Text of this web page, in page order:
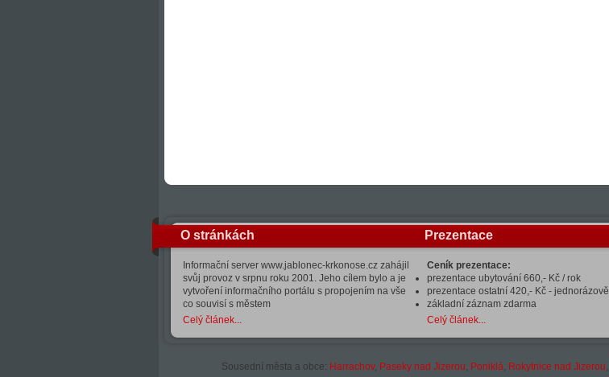
O stránkách
Informační server www.jablonec-krkonose.cz zahájil
svůj provoz v srpnu roku 2001. Jeho cílem bylo a je
vytvoření informačního portálu s propojením na vše
co souvisí s městem
Celý článek...
Prezentace
Ceník prezentace:
prezentace ubytování 660,- Kč / rok
prezentace ostatní 420,- Kč - jednorázově
základní záznam zdarma
Celý článek...
Sousední města a obce: Harrachov, Paseky nad Jizerou, Poniklá, Rokytnice nad Jizerou,